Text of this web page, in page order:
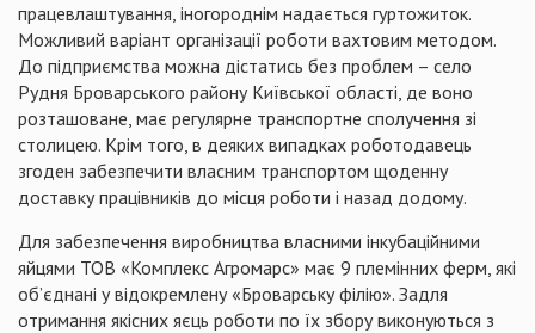
працевлаштування, іногороднім надається гуртожиток.
Можливий варіант організації роботи вахтовим методом.
До підприємства можна дістатись без проблем – село
Рудня Броварського району Київської області, де воно
розташоване, має регулярне транспортне сполучення зі
столицею. Крім того, в деяких випадках роботодавець
згоден забезпечити власним транспортом щоденну
доставку працівників до місця роботи і назад додому.
Для забезпечення виробництва власними інкубаційними
яйцями ТОВ «Комплекс Агромарс» має 9 племінних ферм, які
об’єднані у відокремлену «Броварську філію». Задля
отримання якісних яєць роботи по їх збору виконуються з